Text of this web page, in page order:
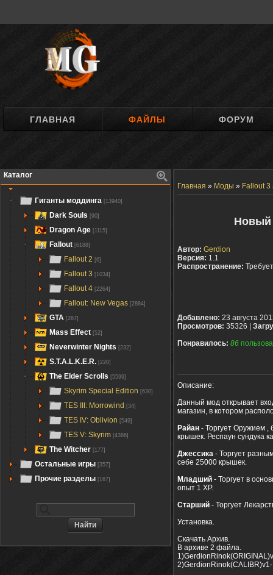
ГЛАВНАЯ ФАЙЛЫ ФОРУМ
Каталог
Гиганты моддинга [13940]
Dark Souls [90]
Dragon Age [1115]
Fallout [6188]
Fallout 2 [6]
Fallout 3 [1034]
Fallout 4 [2264]
Fallout: New Vegas [2884]
GTA [267]
Mass Effect [52]
Neverwinter Nights [232]
S.T.A.L.K.E.R. [220]
The Elder Scrolls [5599]
Skyrim Special Edition [630]
TES III: Morrowind [34]
TES IV: Oblivion [549]
TES V: Skyrim [4386]
The Witcher [177]
Остальные игры [357]
Прочие разделы [167]
Главная » Моды » Fallout 3
Новый
Автор: Gerdion
Версия: 1.1
Распространение:
Добавлено: 23 августа
Просмотров: 35326 |
Понравилось: 86
Описание:
Данный мод открывает
магазин, в котором
Райан - Торгует Оружием ,
крышек. Респаун сундука
Джессика - Торгует
себе 25000 крышек.
Младший - Торгует в
опыт 1 XP.
Старший - Торгует
Установка.
Скачать Архив.
В архиве 2 файла.